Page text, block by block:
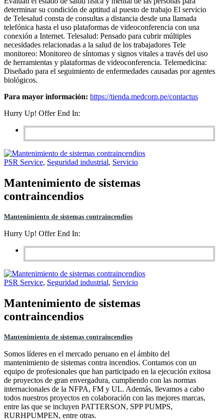
determinar su condición de aptitud al puesto de trabajo El servicio
de Telesalud consta de consultas a distancia desde una llamada
telefónica hasta el uso plataformas de videoconferencia con una
conexión a Internet. Telesalud: Pensado para cubrir múltiples
necesidades relacionadas a la salud de los trabajadores Tele
monitoreo: Monitoreo de síntomas y signos vitales a través del uso
de herramientas y plataformas de videoconferencia. Telemedicina:
Diseñado para el seguimiento de enfermedades causadas por agentes
biológicos.
Para mayor información: https://tienda.medcorp.pe/contactus
Hurry Up! Offer End In:
PSR Service, Seguridad industrial, Servicio
Mantenimiento de sistemas
contraincendios
Mantenimiento de sistemas contraincendios
Hurry Up! Offer End In:
PSR Service, Seguridad industrial, Servicio
Mantenimiento de sistemas
contraincendios
Mantenimiento de sistemas contraincendios
Somos líderes en el mercado peruano en el ámbito del
mantenimiento de sistemas contra incendios. Contamos con un
equipo de profesionales que han participado en la ejecución exitosa
de proyectos de gran envergadura, cumpliendo con las normas
internacionales de la NFPA, FM y UL. Además, llevamos a cabo
todos nuestros proyectos en colaboración con las mejores marcas,
entre las que se incluyen PATTERSON, SPP PUMPS,
RURHPUMPEN, entre otras.